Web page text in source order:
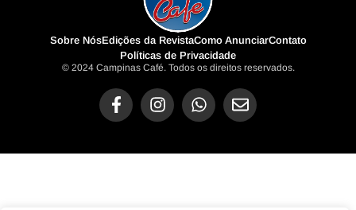
Sobre NósEdições da RevistaComo AnunciarContato
Políticas de Privacidade
© 2024 Campinas Café. Todos os direitos reservados.